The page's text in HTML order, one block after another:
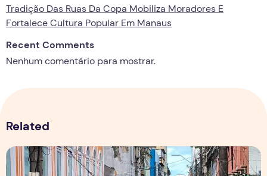
Tradição Das Ruas Da Copa Mobiliza Moradores E
Fortalece Cultura Popular Em Manaus
Recent Comments
Nenhum comentário para mostrar.
Related
Copa aquece vendas em setores específicos, mas não